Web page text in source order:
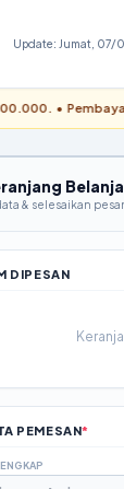
Update: Jumat, 07/
Belanja
& selesaikan
DIPESAN
PEMESAN*